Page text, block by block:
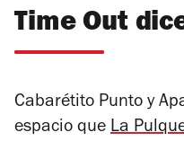
Time Out
Cabarétito Punto y
espacio que La